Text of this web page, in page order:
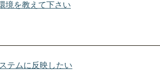
境を教えて下さい
テムに反映したい